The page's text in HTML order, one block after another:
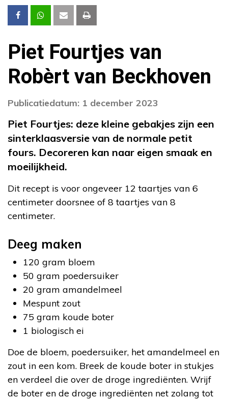
Piet Fourtjes van
Robèrt van Beckhoven
Publicatiedatum: 1 december 2023
Piet Fourtjes: deze kleine gebakjes zijn een
sinterklaasversie van de normale petit
fours. Decoreren kan naar eigen smaak en
moeilijkheid.
Dit recept is voor ongeveer 12 taartjes van 6
centimeter doorsnee of 8 taartjes van 8
centimeter.
Deeg maken
120 gram bloem
50 gram poedersuiker
20 gram amandelmeel
Mespunt zout
75 gram koude boter
1 biologisch ei
Doe de bloem, poedersuiker, het amandelmeel en
zout in een kom. Breek de koude boter in stukjes
en verdeel die over de droge ingrediënten. Wrijf
de boter en de droge ingrediënten net zolang tot